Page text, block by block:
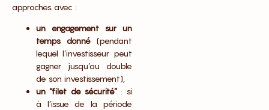
approches avec :
un engagement sur un
temps donné(pendant
lequel l’investisseur peut
gagner jusqu’au double
de son investissement),
un “filet de sécurité” : si
à l’issue de la période